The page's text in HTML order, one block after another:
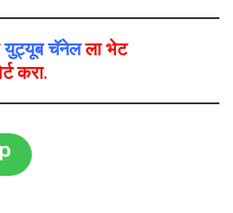
युट्यूब चॅनेलला भेट
करा.